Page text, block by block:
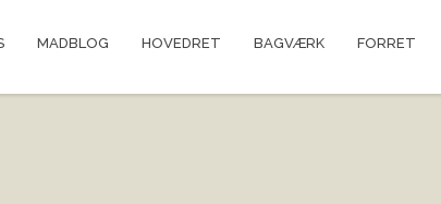
MADBLOG HOVEDRET BAGVÆRK FORRET